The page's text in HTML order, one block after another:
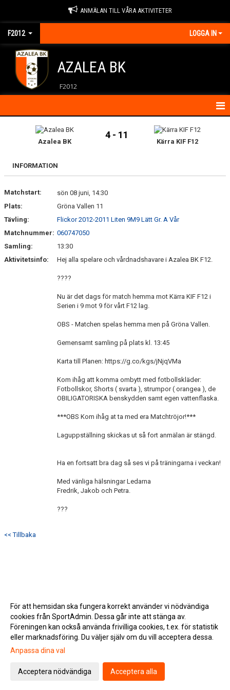
ANMÄLAN TILL VÅRA AKTIVITETER
F2012 LOGGA IN
AZALEA BK
F2012
KALENDER
MATCHER
Azalea BK
4 - 11
Kärra KIF F12
INFORMATION
Matchstart:
sön 08 juni, 14:30
Plats:
Gröna Vallen 11
Tävling:
Flickor 2012-2011 Liten 9M9 Lätt Gr. A Vår
Matchnummer: 060747050
Samling:
13:30
Aktivitetsinfo:
Hej alla spelare och vårdnadshavare i Azalea BK F12.
????
Nu är det dags för match hemma mot Kärra KIF F12 i
Serien i 9 mot 9 för vårt F12 lag.
OBS - Matchen spelas hemma men på Gröna Vallen.
Gemensamt samling på plats kl. 13:45
Karta till Planen: https://g.co/kgs/jNjqVMa
Kom ihåg att komma ombytt med fotbollskläder:
Fotbollskor, Shorts ( svarta ), strumpor ( orangea ), de
OBILIGATORISKA benskydden samt egen vattenflaska.
***OBS Kom ihåg at ta med era Matchtröjor!***
Laguppställning skickas ut så fort anmälan är stängd.
Ha en fortsatt bra dag så ses vi på träningarna i veckan!
Med vänliga hälsningar Ledarna
Fredrik, Jakob och Petra.
???
<< Tillbaka
Gå till Webbversion
För att hemsidan ska fungera korrekt använder vi nödvändiga
cookies från SportAdmin. Dessa går inte att stänga av.
Föreningen kan också använda frivilliga cookies, t.ex. för statistik
eller marknadsföring. Du väljer själv om du vill acceptera dessa.
Anpassa dina val
Acceptera nödvändiga Acceptera alla